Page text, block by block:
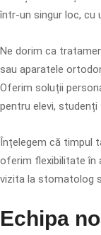
într-un singur loc, cu
Ne dorim ca
sau aparatele
Oferim soluții
pentru elevi, studenți
Înțelegem că timpul
oferim flexibilitate în
vizita la stomatolog
Echipa